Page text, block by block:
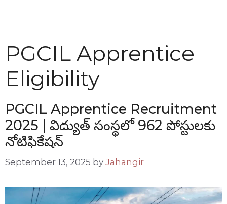
PGCIL Apprentice
Eligibility
PGCIL Apprentice Recruitment
2025 | విద్యుత్ సంస్థలో 962 పోస్టులకు
నోటిఫికేషన్
September 13, 2025 by Jahangir